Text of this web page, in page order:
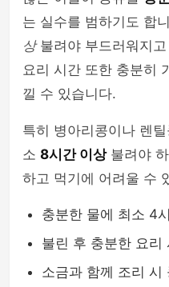
는 실수를 범하기도 합
상불려야 부드러워지
요리 시간 또한 충분히
낄 수 있습니다.
특히 병아리콩이나 렌
소 8시간 이상불려야
하고 먹기에 어려울 수
충분한 물에 최소 4
불린 후 충분한 요리
소금과 함께 조리 시